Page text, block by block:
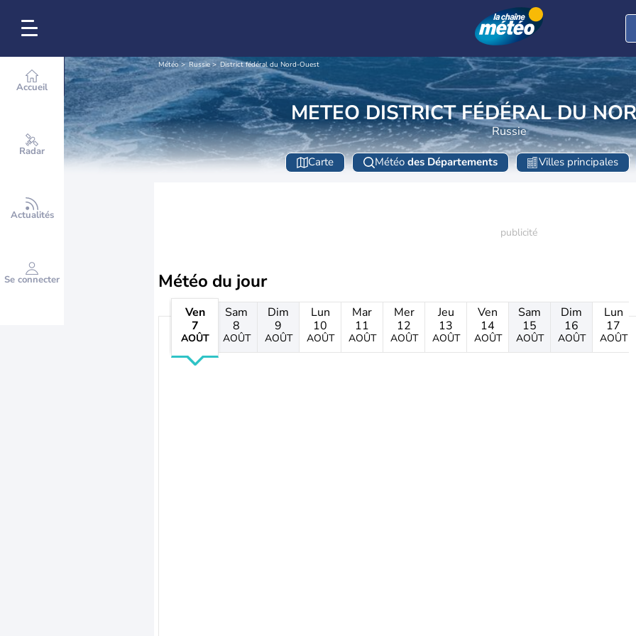
Accueil
Radar
Actualités
Se connecter
Météo Russie District fédéral du Nord-Ouest
METEO DISTRICT FÉDÉRAL DU
Russie
Carte Météo des Départements Villes principales
Météo du jour
Ven
7
AOÛT
Sam
8
AOÛT
Dim
9
AOÛT
Lun
10
AOÛT
Mar
11
AOÛT
Mer
12
AOÛT
Jeu
13
AOÛT
Ven
14
AOÛT
Sam
15
AOÛT
Dim
16
AOÛT
Lun
17
AOÛT